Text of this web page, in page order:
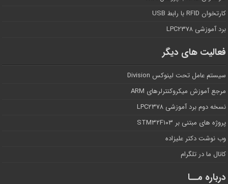
کارتخوان RFID با رابط USB
برد آموزشی LPC۲۳۷۸
فعالیت های دیگر
سیستم عامل تحت لینوکس Division
مرجع آموزش میکروکنترلرهای ARM
نسخه دوم برد آموزشی LPC۲۳۷۸
پروژه های مبتنی بر STM۳۲F۱۰۳
وب نوشت دکتر علیزاده
کانال ما در تلگرام
درباره مــا